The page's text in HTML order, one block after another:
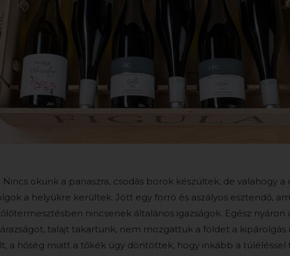
Nincs okunk a panaszra, csodás borok készültek, de valahogy
a helyükre kerültek. Jött egy forró és aszályos esztendő,
nincsenek általános igazságok. Egész
talajt takartunk, nem mozgattuk a földet a
a hőség miatt a tőkék úgy döntöttek, hogy inkább a